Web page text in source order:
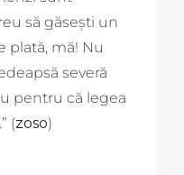
să găsești un
plată, mă! Nu
severă
pentru că legea
(zoso)